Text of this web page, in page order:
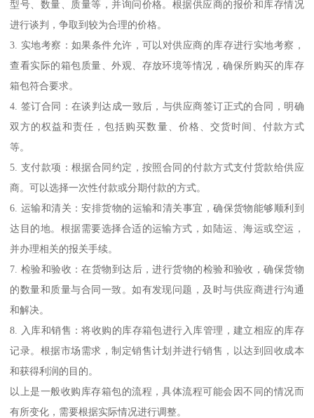
型号、数量、质量等，并询问价格。根据供应商的报价和库存情况
进行谈判，争取到较为合理的价格。
3. 实地考察：如果条件允许，可以对供应商的库存进行实地考察，
查看实际的箱包质量、外观、存放环境等情况，确保所购买的库存
箱包符合要求。
4. 签订合同：在谈判达成一致后，与供应商签订正式的合同，明确
双方的权益和责任，包括购买数量、价格、交货时间、付款方式
等。
5. 支付款项：根据合同约定，按照合同的付款方式支付货款给供应
商。可以选择一次性付款或分期付款的方式。
6. 运输和清关：安排货物的运输和清关事宜，确保货物能够顺利到
达目的地。根据需要选择合适的运输方式，如陆运、海运或空运，
并办理相关的报关手续。
7. 检验和验收：在货物到达后，进行货物的检验和验收，确保货物
的数量和质量与合同一致。如有发现问题，及时与供应商进行沟通
和解决。
8. 入库和销售：将收购的库存箱包进行入库管理，建立相应的库存
记录。根据市场需求，制定销售计划并进行销售，以达到回收成本
和获得利润的目的。
以上是一般收购库存箱包的流程，具体流程可能会因不同的情况而
有所变化，需要根据实际情况进行调整。